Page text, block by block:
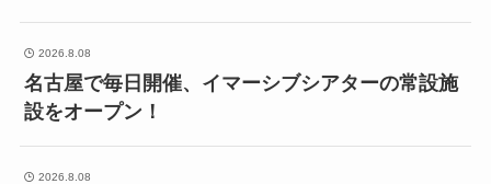
2026.8.08
名古屋で毎日開催、イマーシブシアターの常設施
設をオープン！
2026.8.08